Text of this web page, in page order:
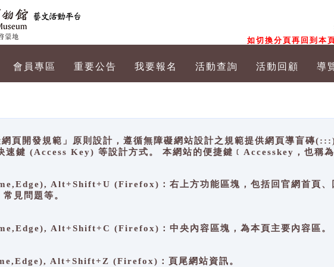
如切換分頁再回到本
會員專區 重要公告 我要報名 活動查詢 活動回顧 導
頁開發規範」原則設計，遵循無障礙網站設計之規範提供網頁導盲磚
鍵 (Access Key) 等設計方式。 本網站的便捷鍵﹝Accesskey，也稱為
Alt+Shift+U (Firefox)：右上方功能區塊，包括回官網首頁、
見問題等。
Alt+Shift+C (Firefox)：中央內容區塊，為本頁主要內容區。
Alt+Shift+Z (Firefox)：頁尾網站資訊。